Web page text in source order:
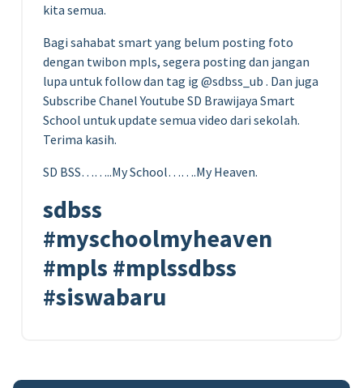
kita semua.
Bagi sahabat smart yang belum posting foto
dengan twibon mpls, segera posting dan jangan
lupa untuk follow dan tag ig @sdbss_ub . Dan juga
Subscribe Chanel Youtube SD Brawijaya Smart
School untuk update semua video dari sekolah.
Terima kasih.
SD BSS……..My School…….My Heaven.
sdbss
#myschoolmyheaven
#mpls #mplssdbss
#siswabaru